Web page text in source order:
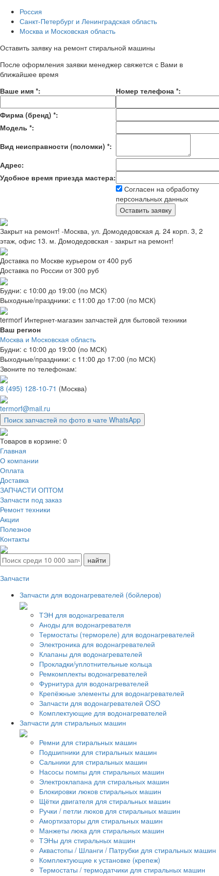
Россия
Санкт-Петербург и Ленинградская область
Москва и Московская область
Оставить заявку на ремонт стиральной машины
После оформления заявки менеджер свяжется с Вами в
ближайшее время
Ваше имя *: Номер телефона *:
Фирма (бренд) *:
Модель *:
Вид неисправности (поломки) *:
Адрес:
Удобное время приезда мастера:
Согласен на обработку
персональных данных
Закрыт на ремонт! -Москва, ул. Домодедовская д. 24 корп. 3, 2
этаж, офис 13. м. Домодедовская - закрыт на ремонт!
Доставка по Москве курьером от 400 руб
Доставка по России от 300 руб
Будни: с 10:00 до 19:00 (по МСК)
Выходные/праздники: с 11:00 до 17:00 (по МСК)
termorf Интернет-магазин запчастей для бытовой техники
Ваш регион
Москва и Московская область
Будни: с 10:00 до 19:00 (по МСК)
Выходные/праздники: с 11:00 до 17:00 (по МСК)
Звоните по телефонам:
8 (495) 128-10-71 (Москва)
termorf@mail.ru
Поиск запчастей по фото в чате WhatsApp
Товаров в корзине: 0
Главная
О компании
Оплата
Доставка
ЗАПЧАСТИ ОПТОМ
Запчасти под заказ
Ремонт техники
Акции
Полезное
Контакты
Запчасти
Запчасти для водонагревателей (бойлеров)
ТЭН для водонагревателя
Аноды для водонагревателя
Термостаты (термореле) для водонагревателей
Электроника для водонагревателей
Клапаны для водонагревателей
Прокладки/уплотнительные кольца
Ремкомплекты водонагревателей
Фурнитура для водонагревателей
Крепёжные элементы для водонагревателей
Запчасти для водонагревателей OSO
Комплектующие для водонагревателей
Запчасти для стиральных машин
Ремни для стиральных машин
Подшипники для стиральных машин
Сальники для стиральных машин
Насосы помпы для стиральных машин
Электроклапана для стиральных машин
Блокировки люков стиральных машин
Щётки двигателя для стиральных машин
Ручки / петли люков для стиральных машин
Амортизаторы для стиральных машин
Манжеты люка для стиральных машин
ТЭНы для стиральных машин
Аквастопы / Шланги / Патрубки для стиральных машин
Комплектующие к установке (крепеж)
Термостаты / термодатчики для стиральных машин